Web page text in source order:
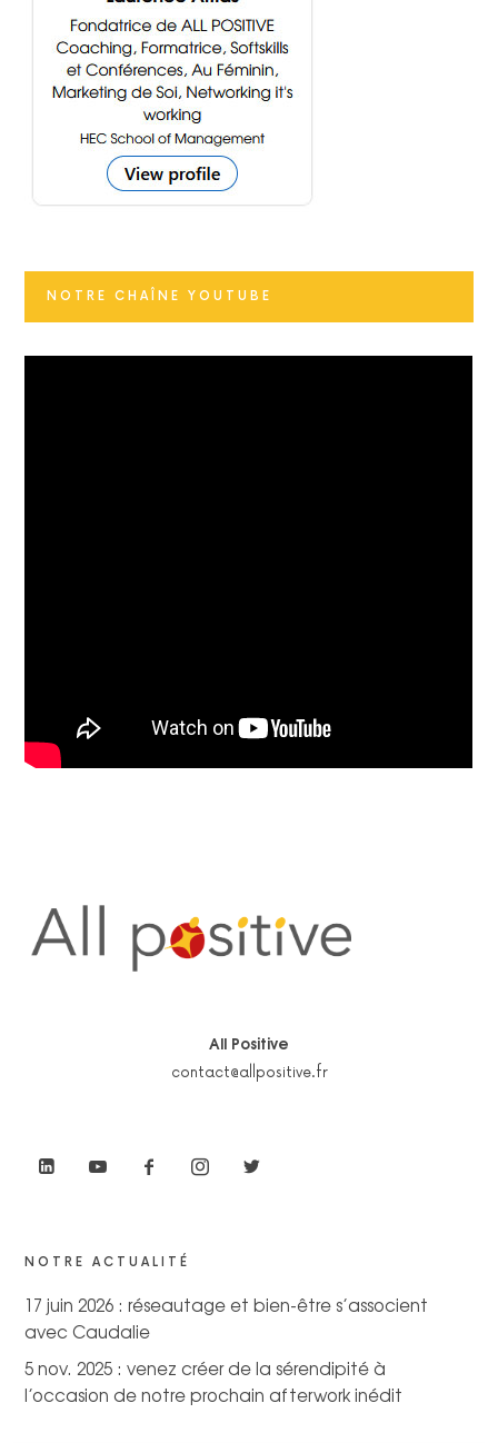
NOTRE CHAÎNE YOUTUBE
All Positive
contact@allpositive.fr
NOTRE ACTUALITÉ
17 juin 2026 : réseautage et bien-être s’associent
avec Caudalie
5 nov. 2025 : venez créer de la sérendipité à
l’occasion de notre prochain afterwork inédit